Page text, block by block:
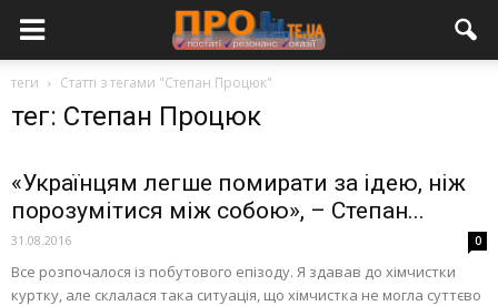
теги Статті з тегами "Степан Процюк"
тег: Степан Процюк
«Українцям легше помирати за ідею, ніж
порозумітися між собою», – Степан...
31.08.2016 0
Все розпочалося із побутового епізоду. Я здавав до хімчистки
куртку, але склалася така ситуація, що хімчистка не могла суттєво